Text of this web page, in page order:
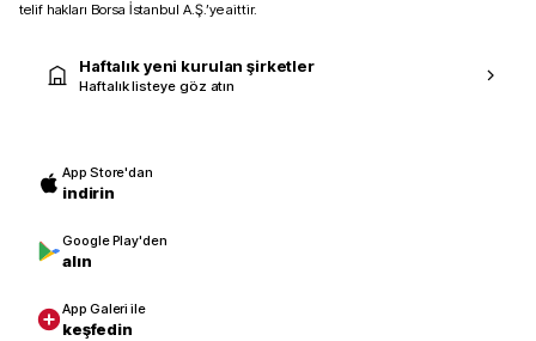
telif hakları Borsa İstanbul A.Ş.’ye aittir.
Haftalık yeni kurulan şirketler
Haftalık listeye göz atın
App Store'dan
indirin
Google Play'den
alın
App Galeri ile
keşfedin